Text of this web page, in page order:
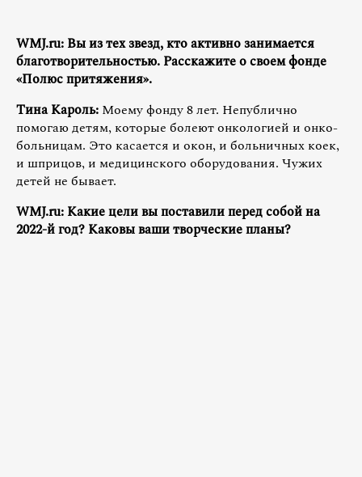
WMJ.ru: Вы из тех звезд, кто активно занимается
благотворительностью. Расскажите о своем фонде
«Полюс притяжения».
Тина Кароль: Моему фонду 8 лет. Непублично
помогаю детям, которые болеют онкологией и онко-
больницам. Это касается и окон, и больничных коек,
и шприцов, и медицинского оборудования. Чужих
детей не бывает.
WMJ.ru: Какие цели вы поставили перед собой на
2022-й год? Каковы ваши творческие планы?